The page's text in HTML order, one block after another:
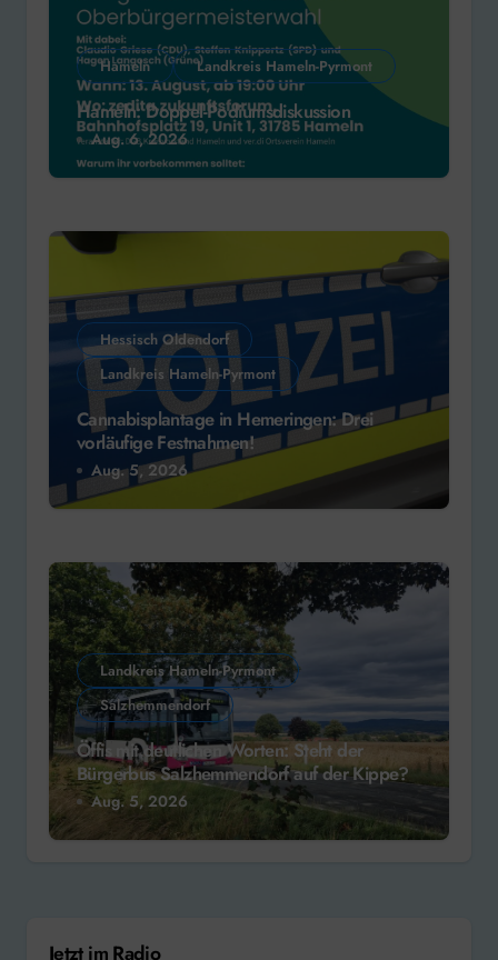
Hameln Landkreis Hameln-Pyrmont
Hameln: Doppel-Podiumsdiskussion
Aug. 6, 2026
Hessisch Oldendorf
Landkreis Hameln-Pyrmont
Cannabisplantage in Hemeringen: Drei
vorläufige Festnahmen!
Aug. 5, 2026
Landkreis Hameln-Pyrmont
Salzhemmendorf
Öffis mit deutlichen Worten: Steht der
Bürgerbus Salzhemmendorf auf der Kippe?
Aug. 5, 2026
Jetzt im Radio